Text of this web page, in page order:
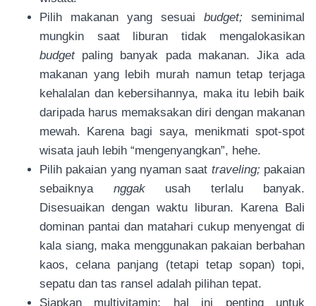
Pilih makanan yang sesuai budget; seminimal
mungkin saat liburan tidak mengalokasikan
budget paling banyak pada makanan. Jika ada
makanan yang lebih murah namun tetap terjaga
kehalalan dan kebersihannya, maka itu lebih baik
daripada harus memaksakan diri dengan makanan
mewah. Karena bagi saya, menikmati spot-spot
wisata jauh lebih “mengenyangkan”, hehe.
Pilih pakaian yang nyaman saat traveling; pakaian
sebaiknya nggak usah terlalu banyak.
Disesuaikan dengan waktu liburan. Karena Bali
dominan pantai dan matahari cukup menyengat di
kala siang, maka menggunakan pakaian berbahan
kaos, celana panjang (tetapi tetap sopan) topi,
sepatu dan tas ransel adalah pilihan tepat.
Siapkan multivitamin; hal ini penting untuk